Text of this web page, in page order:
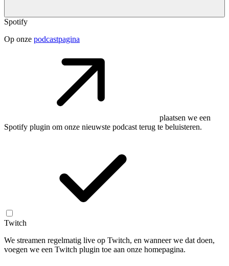
Spotify
Op onze podcastpagina
plaatsen we een
Spotify plugin om onze nieuwste podcast terug te beluisteren.
Twitch
We streamen regelmatig live op Twitch, en wanneer we dat doen,
voegen we een Twitch plugin toe aan onze homepagina.